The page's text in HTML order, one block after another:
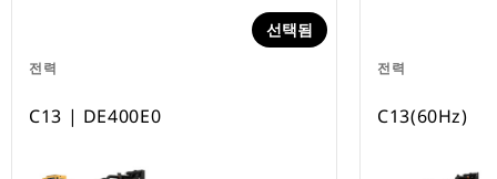
전력
선택됨
C13 | DE400E0
전력
C13(60Hz)